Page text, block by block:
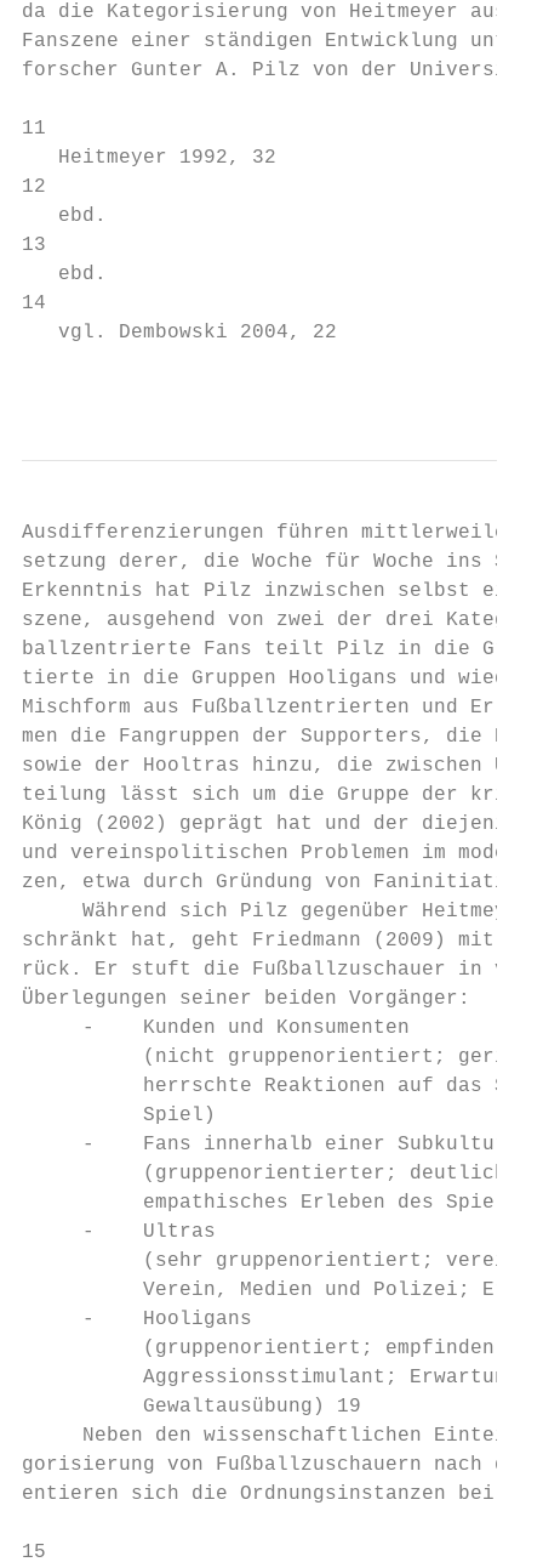
da die Kategorisierung von Heitmeyer aus
Fanszene einer ständigen Entwicklung
forscher Gunter A. Pilz von der Universität
11
   Heitmeyer 1992, 32
12
   ebd.
13
   ebd.
14
   vgl. Dembowski 2004, 22
Ausdifferenzierungen führen mittlerweile zu
setzung derer, die Woche für Woche ins
Erkenntnis hat Pilz inzwischen selbst
szene, ausgehend von zwei der drei
ballzentrierte Fans teilt Pilz in die
tierte in die Gruppen Hooligans und
Mischform aus Fußballzentrierten und
men die Fangruppen der Supporters, die
sowie der Hooltras hinzu, die zwischen
teilung lässt sich um die Gruppe der
König (2002) geprägt hat und der
und vereinspolitischen Problemen im
zen, etwa durch Gründung von
Während sich Pilz gegenüber
schränkt hat, geht Friedmann (2009) mit
rück. Er stuft die Fußballzuschauer in vier
Überlegungen seiner beiden Vorgänger:
     ‐    Kunden und Konsumenten
(nicht gruppenorientiert;
herrschte Reaktionen auf das
          Spiel)
     ‐    Fans innerhalb einer Subkultur
(gruppenorientierter; deutlich
empathisches Erleben des
     ‐    Ultras
(sehr gruppenorientiert;
Verein, Medien und Polizei;
     ‐    Hooligans
(gruppenorientiert; empfinden
Aggressionsstimulant;
          Gewaltausübung) 19
Neben den wissenschaftlichen
gorisierung von Fußballzuschauern nach
entieren sich die Ordnungsinstanzen bei
15